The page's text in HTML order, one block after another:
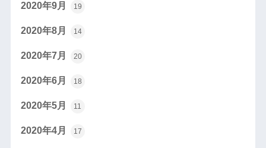
2020年9月 19
2020年8月 14
2020年7月 20
2020年6月 18
2020年5月 11
2020年4月 17